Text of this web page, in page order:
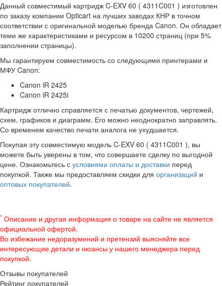
Данный совместимый картридж C-EXV 60 ( 4311C001 ) изготовлен
по заказу компании Opticart на лучших заводах КНР в точном
соответствии с оригинальной моделью бренда Canon. Он обладает
теми же характеристиками и ресурсом в 10200 страниц (при 5%
заполнении страницы).
Мы гарантируем совместимость со следующими принтерами и
МФУ Canon:
Canon iR 2425
Canon iR 2425i
Картридж отлично справляется с печатью документов, чертежей,
схем, графиков и диаграмм. Его можно неоднократно заправлять.
Со временем качество печати аналога не ухудшается.
Покупая эту совместимую модель C-EXV 60 ( 4311C001 ), вы
можете быть уверены в том, что совершаете сделку по выгодной
цене. Ознакомьтесь с условиями оплаты и доставки перед
покупкой. Также мы предоставляем скидки для организаций и
оптовых покупателей.
* Описание и другая информация о товаре на сайте не является
официальной офертой.
Во избежание недоразумений и претензий выясняйте все
интересующие детали и нюансы у нашего менеджера перед
покупкой.
Отзывы покупателей
Рейтинг покупателей